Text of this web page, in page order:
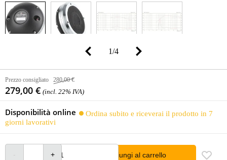
1/4
Prezzo consigliato 280,00 €
279,00 € (incl. 22% IVA)
Disponibilità online
Ordina subito e riceverai il prodotto in 7
giorni lavorativi
Aggiungi al carrello